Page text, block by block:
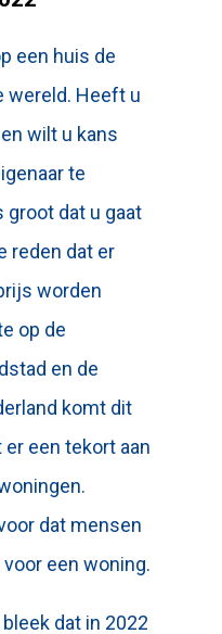
een huis de
wereld. Heeft u
wilt u kans
te
groot dat u gaat
reden dat er
worden
op de
en de
komt dit
er een tekort aan
dat mensen
een woning.
dat in 2022